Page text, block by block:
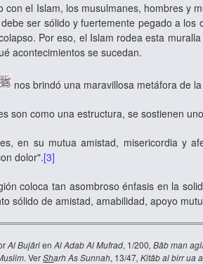
con el Islam, los musulmanes, hombres y
ser sólido y fuertemente pegado a
Por eso, el Islam rodea esta
acontecimientos se sucedan.
nos brindó una maravillosa metáfora de
son como una estructura, se sostienen
en su mutua amistad, misericordia y
dolor".[3]
coloca tan asombroso énfasis en la
sólido de amistad, amabilidad, apoyo
Al BujârienAl Adab Al Mufrad, 1/200, Bâb man
. VerSharh As Sunnah, 13/47, Kitâb al birr ua a